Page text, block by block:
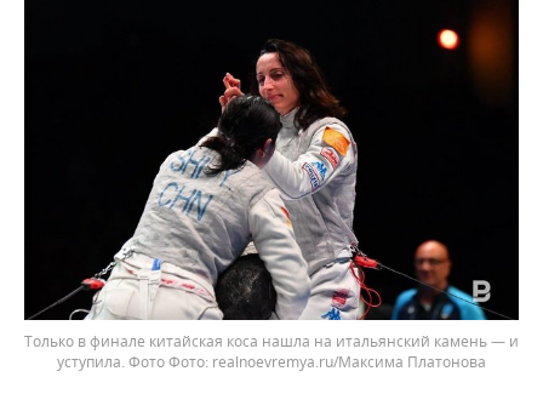
Только в финале китайская коса нашла на итальянский камень — и
уступила. Фото
realnoevremya.ru/Максима Платонова